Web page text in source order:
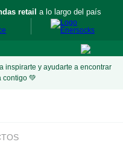
retail a lo largo del país
inspirarte y ayudarte a encontrar
contigo 💚